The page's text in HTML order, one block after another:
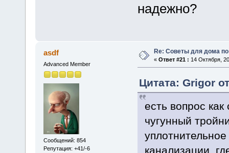
надежно?
asdf
Advanced Member
Сообщений: 854
Репутация: +41/-6
Re: Советы для дома по
« Ответ #21 : 14 Октября,
Цитата: Grigor
есть вопрос
чугунный
канализации,